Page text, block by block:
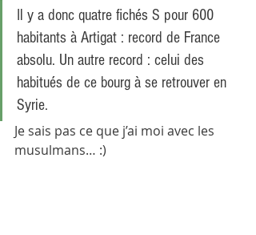
Il y a donc quatre fichés S pour 600
habitants à Artigat : record de France
absolu. Un autre record : celui des
habitués de ce bourg à se retrouver en
Syrie.
Je sais pas ce que j’ai moi avec les
musulmans… :)